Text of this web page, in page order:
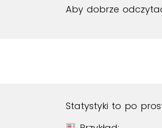
Aby dobrze
Statystyki to po